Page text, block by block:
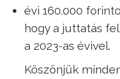
évi 160.000
hogy a juttatás
a 2023-as évivel.
Köszönjük